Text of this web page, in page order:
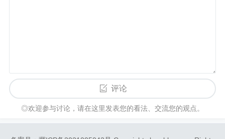
评论
◎欢迎参与讨论，请在这里发表您的看法、交流您的观点。